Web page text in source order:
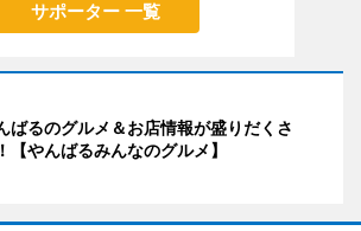
サポーター 一覧
ばるのグルメ＆お店情報が盛りだくさ
【やんばるみんなのグルメ】